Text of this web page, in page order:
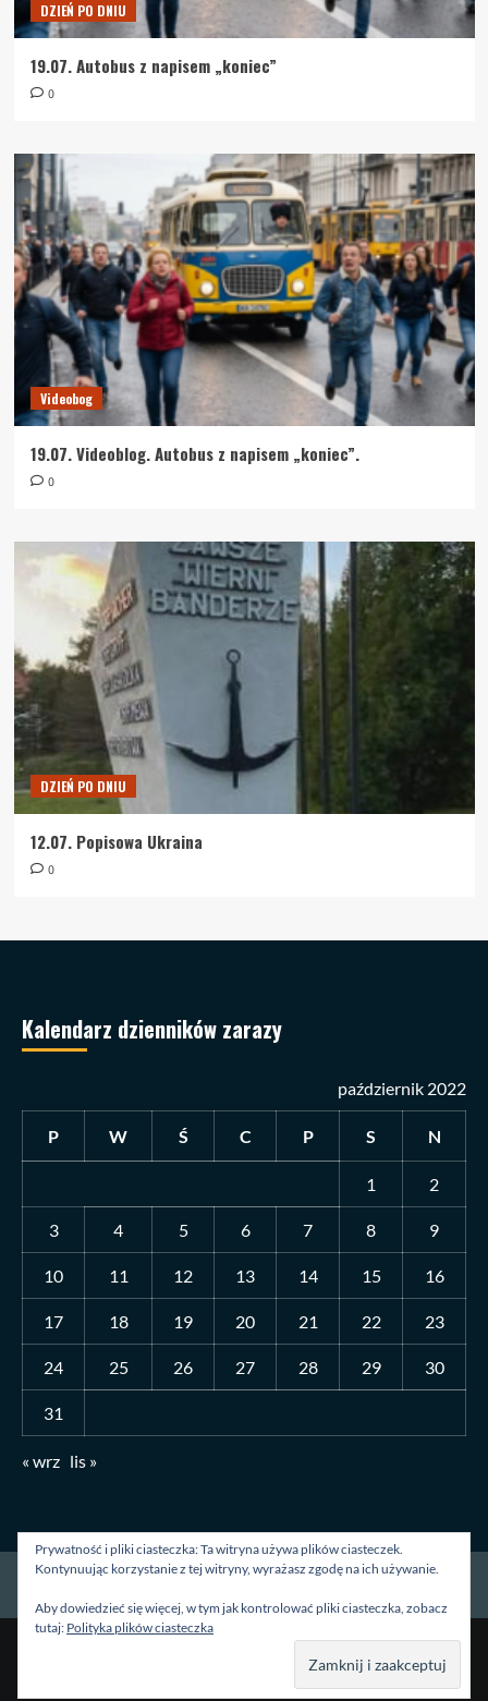
DZIEŃ PO DNIU
19.07. Autobus z napisem „koniec”
0
Videobog
19.07. Videoblog. Autobus z napisem „koniec”.
0
DZIEŃ PO DNIU
12.07. Popisowa Ukraina
0
Kalendarz dzienników zarazy
październik 2022
P W Ś C P S N
1 2
3 4 5 6 7 8 9
10 11 12 13 14 15 16
17 18 19 20 21 22 23
24 25 26 27 28 29 30
31
« wrz lis »
Strona główna O mnie Blog Kontakt
Prywatność i pliki ciasteczka: Ta witryna używa plików ciasteczek.
Kontynuując korzystanie z tej witryny, wyrażasz zgodę na ich używanie.
Aby dowiedzieć się więcej, w tym jak kontrolować pliki ciasteczka, zobacz
tutaj: Polityka plików ciasteczka